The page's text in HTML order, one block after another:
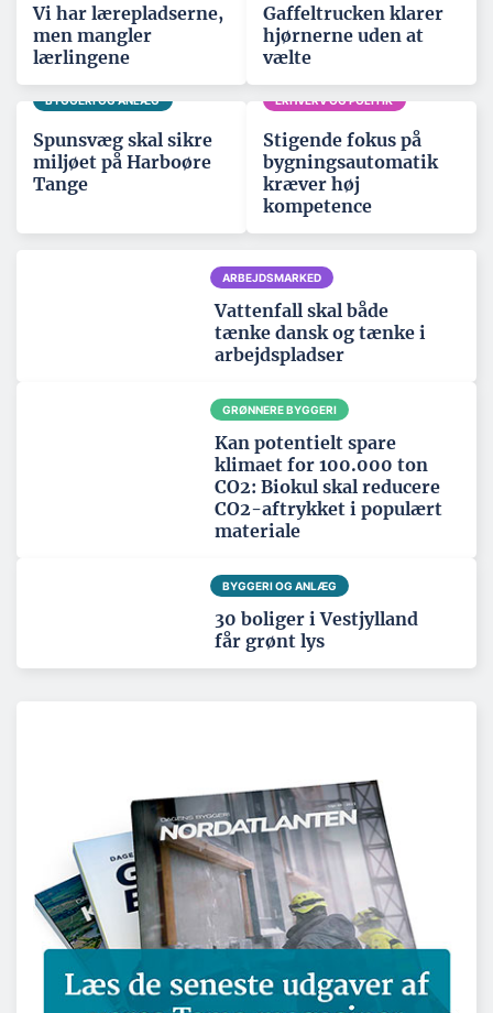
Vi har lærepladserne,
men mangler
lærlingene
Gaffeltrucken klarer
hjørnerne uden at
vælte
BYGGERI OG ANLÆG
Spunsvæg skal sikre
miljøet på Harboøre
Tange
ERHVERV OG POLITIK
Stigende fokus på
bygningsautomatik
kræver høj
kompetence
ARBEJDSMARKED
Vattenfall skal både
tænke dansk og tænke i
arbejdspladser
GRØNNERE BYGGERI
Kan potentielt spare
klimaet for 100.000 ton
CO2: Biokul skal reducere
CO2-aftrykket i populært
materiale
BYGGERI OG ANLÆG
30 boliger i Vestjylland
får grønt lys